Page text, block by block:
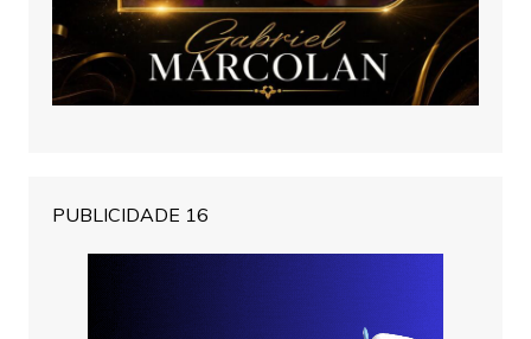
PUBLICIDADE 16